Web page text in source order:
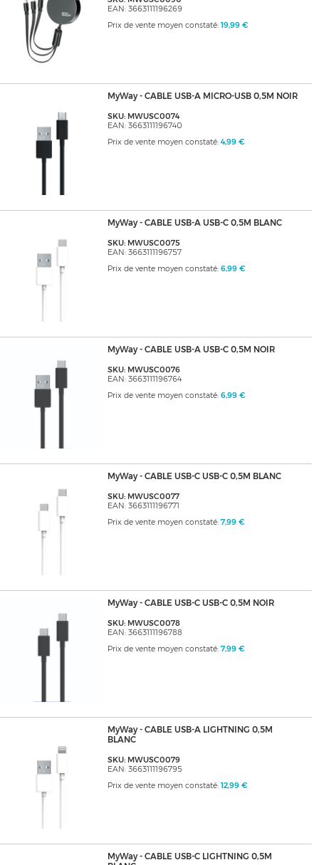
EAN: 3663111196269
Prix de vente moyen constaté: 19,99 €
MyWay - CABLE USB-A MICRO-USB 0,5M NOIR
SKU: MWUSC0074
EAN: 3663111196740
Prix de vente moyen constaté: 4,99 €
MyWay - CABLE USB-A USB-C 0,5M BLANC
SKU: MWUSC0075
EAN: 3663111196757
Prix de vente moyen constaté: 6,99 €
MyWay - CABLE USB-A USB-C 0,5M NOIR
SKU: MWUSC0076
EAN: 3663111196764
Prix de vente moyen constaté: 6,99 €
MyWay - CABLE USB-C USB-C 0,5M BLANC
SKU: MWUSC0077
EAN: 3663111196771
Prix de vente moyen constaté: 7,99 €
MyWay - CABLE USB-C USB-C 0,5M NOIR
SKU: MWUSC0078
EAN: 3663111196788
Prix de vente moyen constaté: 7,99 €
MyWay - CABLE USB-A LIGHTNING 0,5M
BLANC
SKU: MWUSC0079
EAN: 3663111196795
Prix de vente moyen constaté: 12,99 €
MyWay - CABLE USB-C LIGHTNING 0,5M